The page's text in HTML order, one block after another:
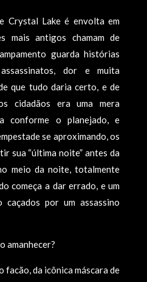
Crystal Lake é envolta em
mais antigos chamam de
guarda histórias
dor e muita
que tudo daria certo, e de
cidadãos era uma mera
conforme o planejado, e
se aproximando, os
sua “última noite” antes da
meio da noite, totalmente
começa a dar errado, e um
por um assassino
amanhecer?
facão, da icônica máscara de